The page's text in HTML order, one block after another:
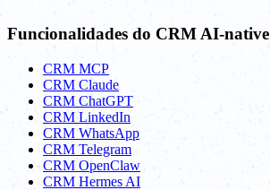
Funcionalidades do CRM AI-native
CRM MCP
CRM Claude
CRM ChatGPT
CRM LinkedIn
CRM WhatsApp
CRM Telegram
CRM OpenClaw
CRM Hermes AI